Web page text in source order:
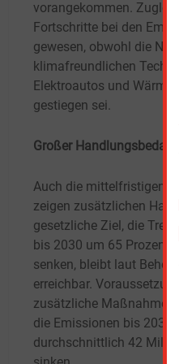
vorangekommen.
Fortschritte bei den
gewesen, obwohl die
klimafreundlichen
Elektroautos und
gestiegen sei.
Großer Handlungsbedarf
Auch die mittelfristigen
zeigen zusätzlichen
gesetzliche Ziel, die
bis 2030 um 65 Prozent
senken, bleibt laut
erreichbar.
zusätzliche
die Emissionen bis 2030
durchschnittlich 42